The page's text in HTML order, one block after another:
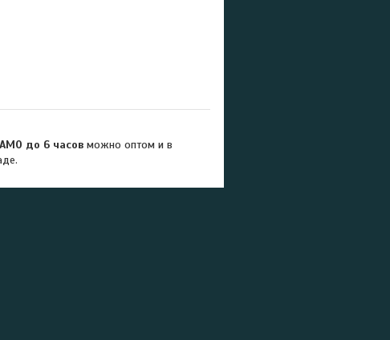
до 6 часов можно оптом и в